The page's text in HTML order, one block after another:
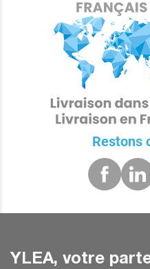
Restons
YLEA, votre